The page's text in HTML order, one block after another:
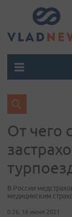
От чего
В России
медицинским
0:26, 16 июня 2021